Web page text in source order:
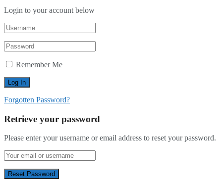
Login to your account below
Remember Me
Forgotten Password?
Retrieve your password
Please enter your username or email address to reset your password.